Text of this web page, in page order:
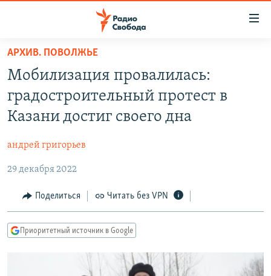
упрощенного
доступа
основному
Вернутся
навигации
Вернутся
поиску
ПРОГРАММЫ
АВТОРСКИЕ ПРОЕКТЫ
МНЕНИЯ
КУЛЬТУРА
IDEL.РЕАЛИИ
СЕВЕР.РЕАЛИИ
СИБИРЬ.РЕАЛИИ
АРХИВ. ПОВОЛЖЬЕ
Мобилизация провалилась:
градостроительный протест в
Казани достиг своего дна
андрей григорьев
29 декабря 2022
Поделиться Читать без VPN
Приоритетный источник в Google